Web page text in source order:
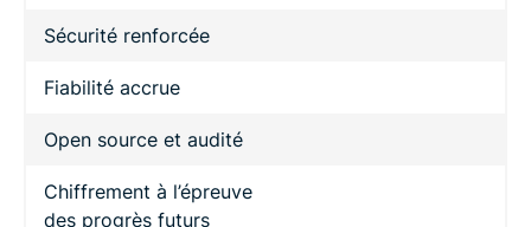
Sécurité renforcée
Fiabilité accrue
Open source et audité
Chiffrement à l’épreuve
des progrès futurs